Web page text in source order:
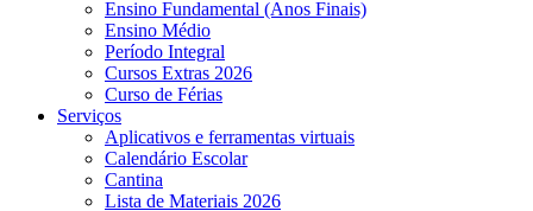
Ensino Fundamental (Anos Finais)
Ensino Médio
Período Integral
Cursos Extras 2026
Curso de Férias
Serviços
Aplicativos e ferramentas virtuais
Calendário Escolar
Cantina
Lista de Materiais 2026